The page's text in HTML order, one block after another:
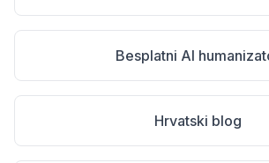
Besplatni AI
Hrvatski blog